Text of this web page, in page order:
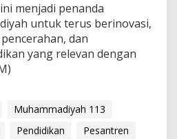
menjadi penanda
untuk terus berinovasi,
dan
yang relevan dengan
Muhammadiyah 113
Pendidikan Pesantren